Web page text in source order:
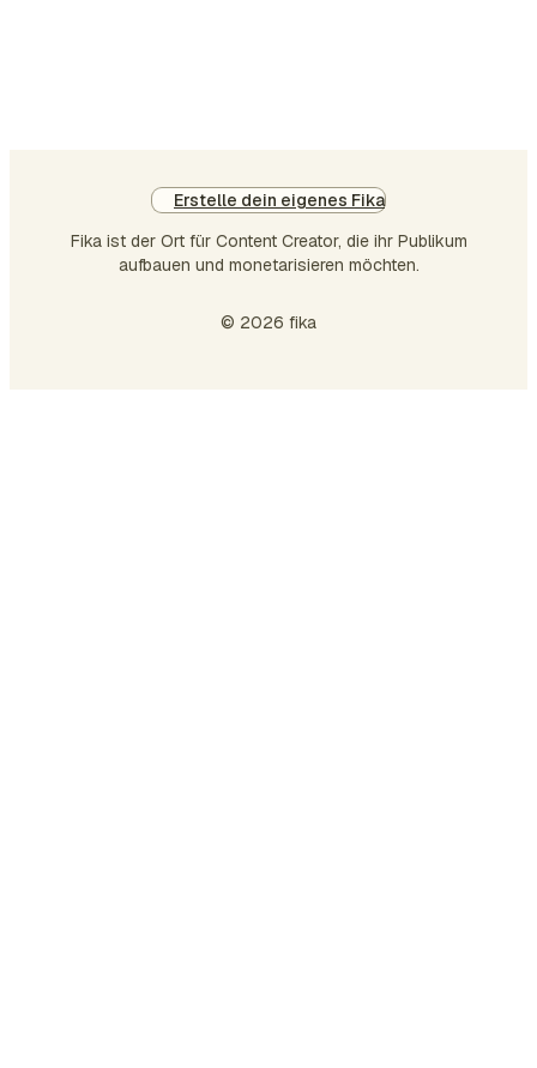
Erstelle dein eigenes Fika
Fika ist der Ort für Content Creator, die ihr Publikum
aufbauen und monetarisieren möchten.
© 2026 fika